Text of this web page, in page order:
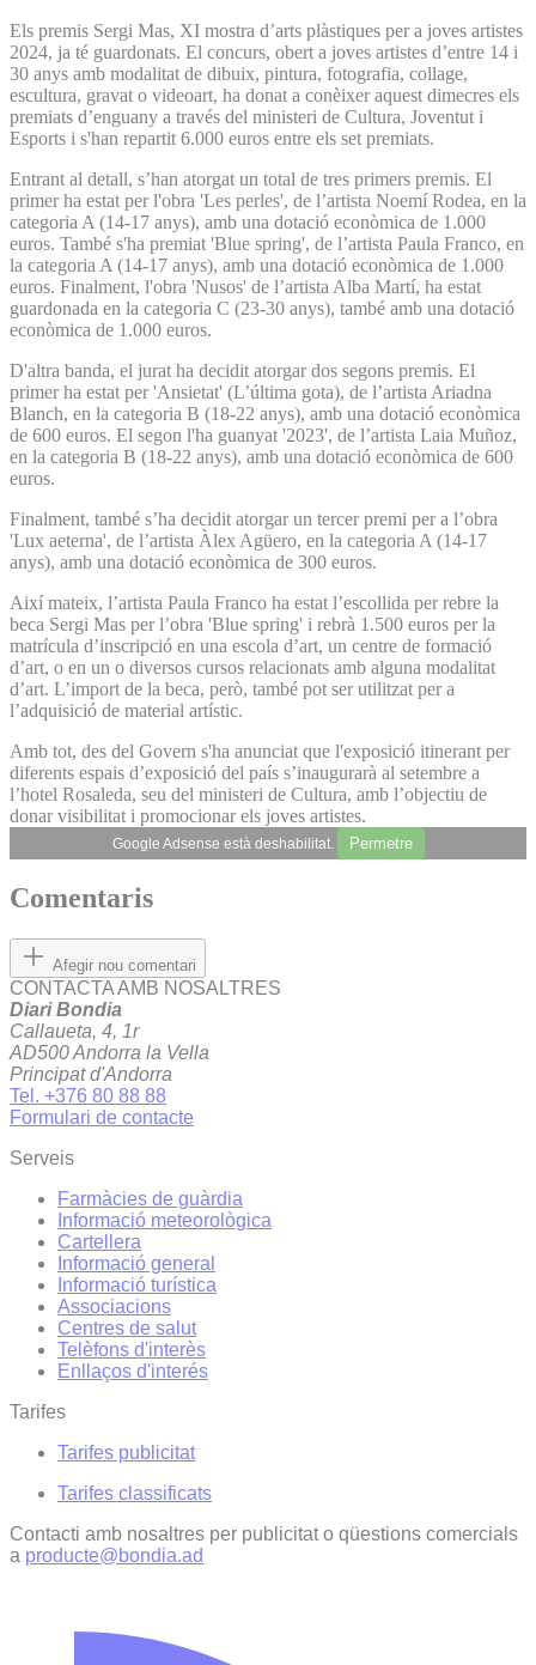
Els premis Sergi Mas, XI mostra d’arts plàstiques per a joves artistes
2024, ja té guardonats. El concurs, obert a joves artistes d’entre 14 i
30 anys amb modalitat de dibuix, pintura, fotografia, collage,
escultura, gravat o videoart, ha donat a conèixer aquest dimecres els
premiats d’enguany a través del ministeri de Cultura, Joventut i
Esports i s'han repartit 6.000 euros entre els set premiats.
Entrant al detall, s’han atorgat un total de tres primers premis. El
primer ha estat per l'obra 'Les perles', de l’artista Noemí Rodea, en la
categoria A (14-17 anys), amb una dotació econòmica de 1.000
euros. També s'ha premiat 'Blue spring', de l’artista Paula Franco, en
la categoria A (14-17 anys), amb una dotació econòmica de 1.000
euros. Finalment, l'obra 'Nusos' de l’artista Alba Martí, ha estat
guardonada en la categoria C (23-30 anys), també amb una dotació
econòmica de 1.000 euros.
D'altra banda, el jurat ha decidit atorgar dos segons premis. El
primer ha estat per 'Ansietat' (L’última gota), de l’artista Ariadna
Blanch, en la categoria B (18-22 anys), amb una dotació econòmica
de 600 euros. El segon l'ha guanyat '2023', de l’artista Laia Muñoz,
en la categoria B (18-22 anys), amb una dotació econòmica de 600
euros.
Finalment, també s’ha decidit atorgar un tercer premi per a l’obra
'Lux aeterna', de l’artista Àlex Agüero, en la categoria A (14-17
anys), amb una dotació econòmica de 300 euros.
Així mateix, l’artista Paula Franco ha estat l’escollida per rebre la
beca Sergi Mas per l’obra 'Blue spring' i rebrà 1.500 euros per la
matrícula d’inscripció en una escola d’art, un centre de formació
d’art, o en un o diversos cursos relacionats amb alguna modalitat
d’art. L’import de la beca, però, també pot ser utilitzat per a
l’adquisició de material artístic.
Amb tot, des del Govern s'ha anunciat que l'exposició itinerant per
diferents espais d’exposició del país s’inaugurarà al setembre a
l’hotel Rosaleda, seu del ministeri de Cultura, amb l’objectiu de
donar visibilitat i promocionar els joves artistes.
Google Adsense està deshabilitat. Permetre
Comentaris
Afegir nou comentari
CONTACTA AMB NOSALTRES
Diari Bondia
Callaueta, 4, 1r
AD500 Andorra la Vella
Principat d'Andorra
Tel. +376 80 88 88
Formulari de contacte
Serveis
Farmàcies de guàrdia
Informació meteorològica
Cartellera
Informació general
Informació turística
Associacions
Centres de salut
Telèfons d'interès
Enllaços d'interés
Tarifes
Tarifes publicitat
Tarifes classificats
Contacti amb nosaltres per publicitat o qüestions comercials
a producte@bondia.ad